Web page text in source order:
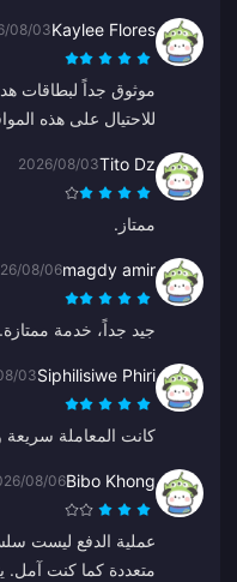
Kaylee Flores
08/03
للاحتيال على هذه
Tito Dz
2026/08/03
ممتاز.
magdy amir
08/06
جيد جداً، خدمة ممتازة.
Siphilisiwe Phiri
03
كانت المعاملة سريعة
Bibo Khong
08/06
عملية الدفع ليست
متعددة كما كنت آمل.